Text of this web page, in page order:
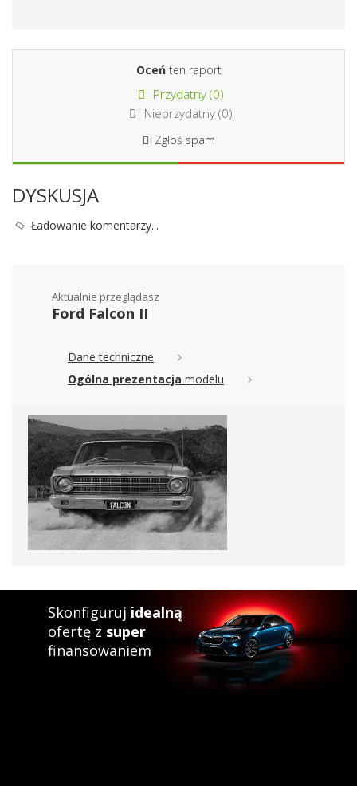
Oceńten raport
Przydatny (0)
Nieprzydatny (0)
Zgłoś spam
DYSKUSJA
Ładowanie komentarzy...
Aktualnie przeglądasz
Ford Falcon II
Dane techniczne
Ogólna prezentacja modelu
Skonfiguruj idealną
ofertę z super
finansowaniem